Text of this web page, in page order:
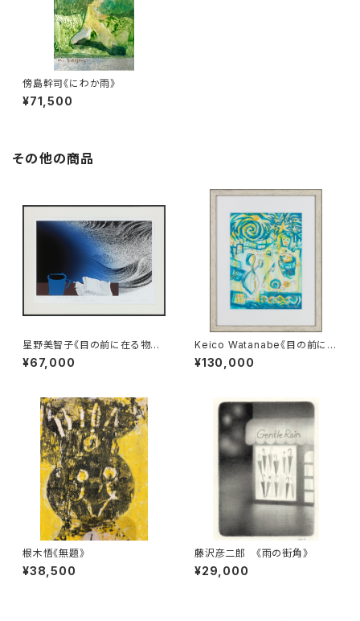
傍島幹司《にわか雨》
¥71,500
その他の商品
星野美智子《目の前に在る物
「拡散していく言葉」》
¥67,000
Keico Watanabe《目の前に在
る物》
¥130,000
根木悟《無題》
¥38,500
藤沢彦二郎 《雨の街角》
¥29,000